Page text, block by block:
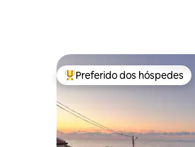
Entre os melhores preferidos
Preferido dos hóspedes